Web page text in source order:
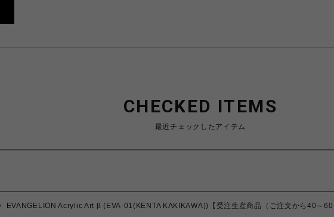
CHECKED ITEMS
最近チェックしたアイテム
EVANGELION Acrylic Art β (EVA-01(KENTA KAKIKAWA))【受注生産商品（ご注文から40～60